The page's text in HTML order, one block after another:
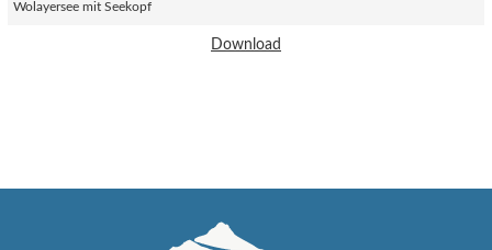
Wolayersee mit Seekopf
Download